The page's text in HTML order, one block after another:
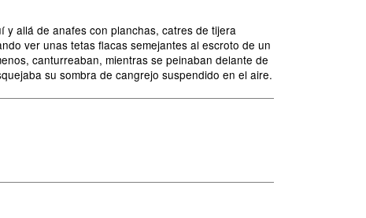
y allá de anafes con planchas, catres de tijera
ver unas tetas flacas semejantes al escroto de un
canturreaban, mientras se peinaban delante de
su sombra de cangrejo suspendido en el aire.